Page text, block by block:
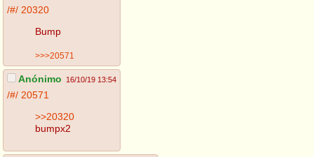
/#/ 20320
Bump
>>>20571
Anónimo 16/10/19 13:54
/#/ 20571
>>20320
bumpx2